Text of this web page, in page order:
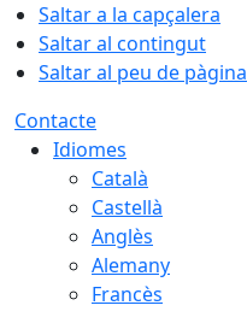
Saltar a la capçalera
Saltar al contingut
Saltar al peu de pàgina
Contacte
Idiomes
Català
Castellà
Anglès
Alemany
Francès